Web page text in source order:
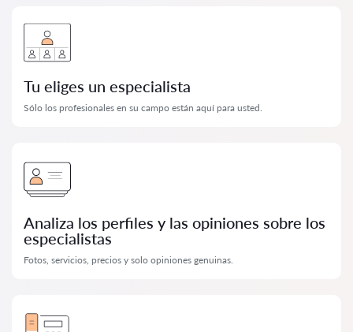
Tu eliges un especialista
Sólo los profesionales en su campo están aquí para usted.
Analiza los perfiles y las opiniones sobre los
especialistas
Fotos, servicios, precios y solo opiniones genuinas.